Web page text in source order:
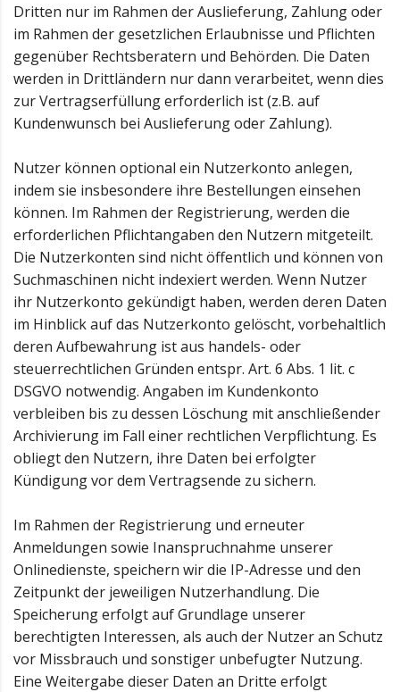
Dritten nur im Rahmen der Auslieferung, Zahlung oder
im Rahmen der gesetzlichen Erlaubnisse und Pflichten
gegenüber Rechtsberatern und Behörden. Die Daten
werden in Drittländern nur dann verarbeitet, wenn dies
zur Vertragserfüllung erforderlich ist (z.B. auf
Kundenwunsch bei Auslieferung oder Zahlung).
Nutzer können optional ein Nutzerkonto anlegen,
indem sie insbesondere ihre Bestellungen einsehen
können. Im Rahmen der Registrierung, werden die
erforderlichen Pflichtangaben den Nutzern mitgeteilt.
Die Nutzerkonten sind nicht öffentlich und können von
Suchmaschinen nicht indexiert werden. Wenn Nutzer
ihr Nutzerkonto gekündigt haben, werden deren Daten
im Hinblick auf das Nutzerkonto gelöscht, vorbehaltlich
deren Aufbewahrung ist aus handels- oder
steuerrechtlichen Gründen entspr. Art. 6 Abs. 1 lit. c
DSGVO notwendig. Angaben im Kundenkonto
verbleiben bis zu dessen Löschung mit anschließender
Archivierung im Fall einer rechtlichen Verpflichtung. Es
obliegt den Nutzern, ihre Daten bei erfolgter
Kündigung vor dem Vertragsende zu sichern.
Im Rahmen der Registrierung und erneuter
Anmeldungen sowie Inanspruchnahme unserer
Onlinedienste, speichern wir die IP-Adresse und den
Zeitpunkt der jeweiligen Nutzerhandlung. Die
Speicherung erfolgt auf Grundlage unserer
berechtigten Interessen, als auch der Nutzer an Schutz
vor Missbrauch und sonstiger unbefugter Nutzung.
Eine Weitergabe dieser Daten an Dritte erfolgt